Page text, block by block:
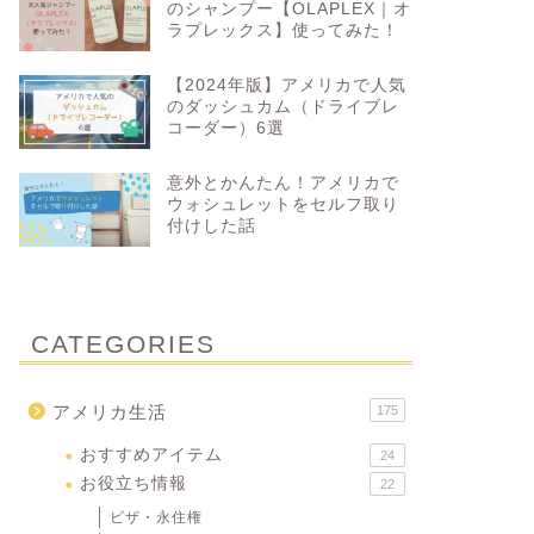
のシャンプー【OLAPLEX｜オ
ラプレックス】使ってみた！
【2024年版】アメリカで人気
のダッシュカム（ドライブレ
コーダー）6選
意外とかんたん！アメリカで
ウォシュレットをセルフ取り
付けした話
CATEGORIES
アメリカ生活 175
おすすめアイテム 24
お役立ち情報 22
ビザ・永住権